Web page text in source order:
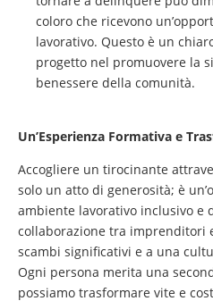
coloro che ricevono
lavorativo. Questo è un
progetto nel promuovere la
benessere della comunità.
Un’Esperienza Formativa e
Accogliere un tirocinante
solo un atto di generosità; è
ambiente lavorativo inclusivo e
collaborazione tra imprenditori
scambi significativi e a una
Ogni persona merita una
possiamo trasformare vite e